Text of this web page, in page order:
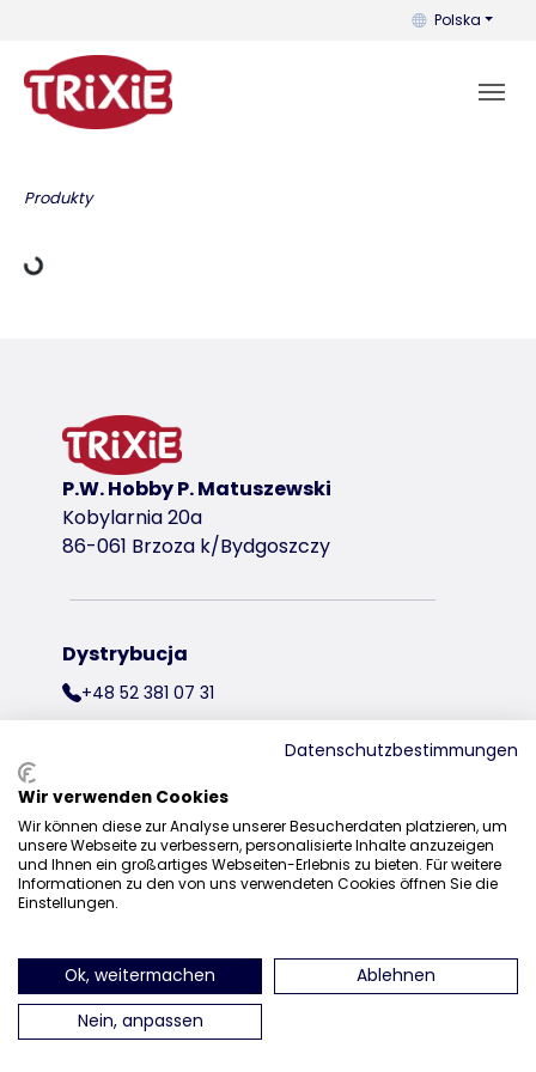
Możesz
Polska
Produkty
Dane ładowania
P.W. Hobby P. Matuszewski
Kobylarnia 20a
86-061 Brzoza k/Bydgoszczy
Dystrybucja
+48 52 381 07 31
znajdź nas na Instagramieznajdź nas na Facebooku
znajdź nas
Datenschutzbestimmungen
Wir verwenden Cookies
Wir können diese zur Analyse unserer Besucherdaten platzieren, um
unsere Webseite zu verbessern, personalisierte Inhalte anzuzeigen
und Ihnen ein großartiges Webseiten-Erlebnis zu bieten. Für weitere
Informationen zu den von uns verwendeten Cookies öffnen Sie die
Einstellungen.
Ok, weitermachen
Ablehnen
Nein, anpassen